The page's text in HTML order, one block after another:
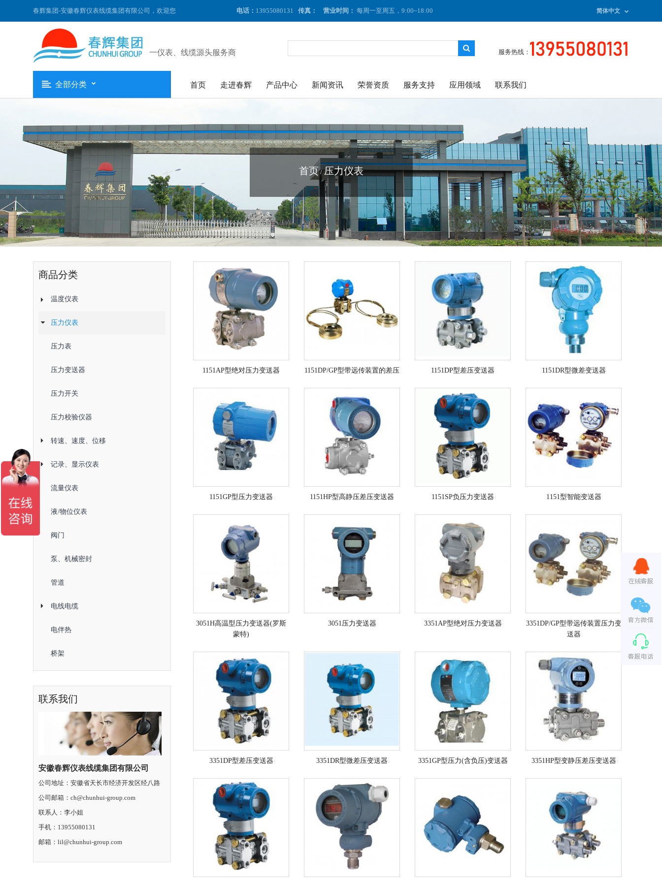
春辉集团-安徽春辉仪表线缆集团有限公司，欢迎您 电话： 13955080131传真： 营业时间： 每周一至周五，9:00~18:00 简体中文
一仪表、线缆源头服务商 服务热线：
全部分类 首页 走进春辉 产品中心 新闻资讯 荣誉资质 服务支持 应用领域 联系我们
首页 压力仪表
商品分类
温度仪表
压力仪表
压力表
压力变送器
压力开关
压力校验仪器
转速、速度、位移
记录、显示仪表
流量仪表
液/物位仪表
阀门
泵、机械密封
管道
电线电缆
电伴热
桥架
联系我们
安徽春辉仪表线缆集团有限公司
公司地址：安徽省天长市经济开发区经八路
公司邮箱：ch@chunhui-group.com
联系人：李小姐
手机：13955080131
邮箱：lil@chunhui-group.com
1151AP型绝对压力变送器 1151DP/GP型带远传装置的差压 1151DP型差压变送器 1151DR型微差变送器
1151GP型压力变送器 1151HP型高静压差压变送器 1151SP负压力变送器 1151型智能变送器
3051H高温型压力变送器(罗斯
蒙特)
3051压力变送器 3351AP型绝对压力变送器
3351DP/GP型带远传装置压力变
送器
3351DP型差压变送器 3351DR型微差压变送器 3351GP型压力(含负压)变送器 3351HP型变静压差压变送器